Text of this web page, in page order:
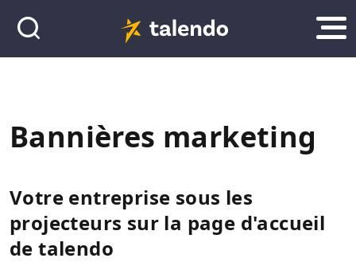
Bannières marketing
Votre entreprise sous les
projecteurs sur la page d'accueil
de talendo